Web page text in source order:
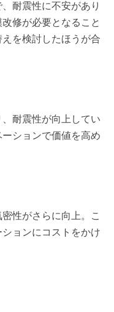
耐震性に不安があり
修が必要となること
を検討したほうが合
耐震性が向上してい
ションで価値を高め
性がさらに向上。こ
ョンにコストをかけ